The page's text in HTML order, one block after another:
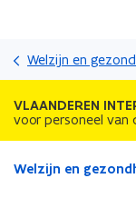
Welzijn en
VLAANDEREN
voor personeel van
Gedaan
Welzijn en